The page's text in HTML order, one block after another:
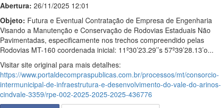
Abertura: 26/11/2025 12:01
Objeto: Futura e Eventual Contratação de Empresa de Engenharia
Visando a Manutenção e Conservação de Rodovias Estaduais Não
Pavimentadas, especificamente nos trechos compreendido pelas
Rodovias MT-160 coordenada inicial: 11º30’23.29’’s 57º39’28.13’o...
Visitar site original para mais detalhes:
https://www.portaldecompraspublicas.com.br/processos/mt/consorcio-
intermunicipal-de-infraestrutura-e-desenvolvimento-do-vale-do-arinos-
cindvale-3359/rpe-002-2025-2025-2025-436776